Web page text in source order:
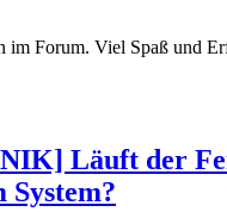
im Forum. Viel Spaß und
Läuft der
System?